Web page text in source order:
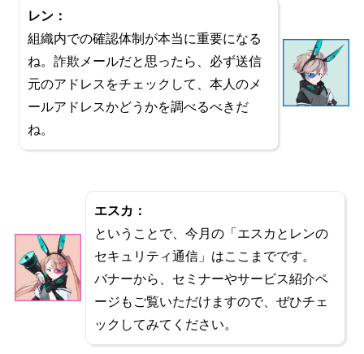
レン：
組織内での確認体制が本当に重要になる
ね。詐欺メールだと思ったら、必ず送信
元のアドレスをチェックして、本人のメ
ールアドレスかどうかを調べるべきだ
ね。
エスカ：
ということで、今月の「エスカとレンの
セキュリティ通信」はここまでです。
バナーから、セミナーやサービス紹介ペ
ージもご覧いただけますので、ぜひチェ
ックしてみてください。